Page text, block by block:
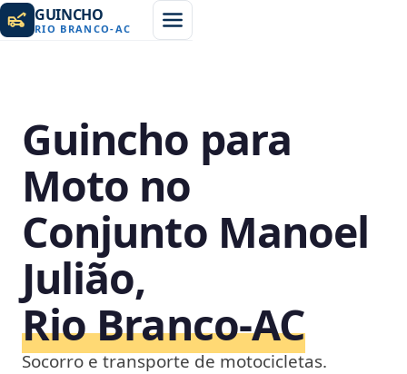
GUINCHO
RIO BRANCO-AC
Guincho para
Moto no
Conjunto Manoel
Julião,
Rio Branco‑AC
Socorro e transporte de motocicletas.